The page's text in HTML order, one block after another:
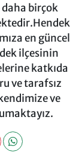
birçok
en güncel
ilçesinin
katkıda
ve tarafsız
ve